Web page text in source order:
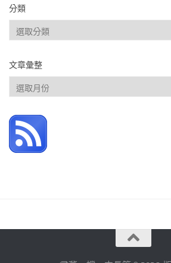
分類
分
類
文章彙整
文
章
整